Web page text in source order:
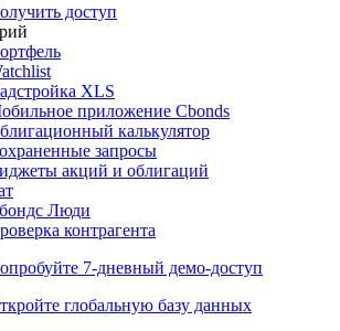
доступ
XLS
приложение Cbonds
калькулятор
запросы
акций и облигаций
Люди
контрагента
7-дневный демо-доступ
глобальную базу данных